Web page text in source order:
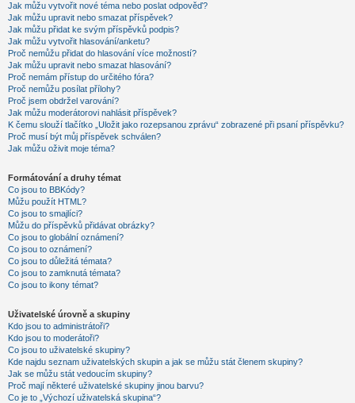
Jak můžu vytvořit nové téma nebo poslat odpověď?
Jak můžu upravit nebo smazat příspěvek?
Jak můžu přidat ke svým příspěvků podpis?
Jak můžu vytvořit hlasování/anketu?
Proč nemůžu přidat do hlasování více možností?
Jak můžu upravit nebo smazat hlasování?
Proč nemám přístup do určitého fóra?
Proč nemůžu posílat přílohy?
Proč jsem obdržel varování?
Jak můžu moderátorovi nahlásit příspěvek?
K čemu slouží tlačítko „Uložit jako rozepsanou zprávu“ zobrazené při psaní příspěvku?
Proč musí být můj příspěvek schválen?
Jak můžu oživit moje téma?
Formátování a druhy témat
Co jsou to BBKódy?
Můžu použít HTML?
Co jsou to smajlíci?
Můžu do příspěvků přidávat obrázky?
Co jsou to globální oznámení?
Co jsou to oznámení?
Co jsou to důležitá témata?
Co jsou to zamknutá témata?
Co jsou to ikony témat?
Uživatelské úrovně a skupiny
Kdo jsou to administrátoři?
Kdo jsou to moderátoři?
Co jsou to uživatelské skupiny?
Kde najdu seznam uživatelských skupin a jak se můžu stát členem skupiny?
Jak se můžu stát vedoucím skupiny?
Proč mají některé uživatelské skupiny jinou barvu?
Co je to „Výchozí uživatelská skupina“?